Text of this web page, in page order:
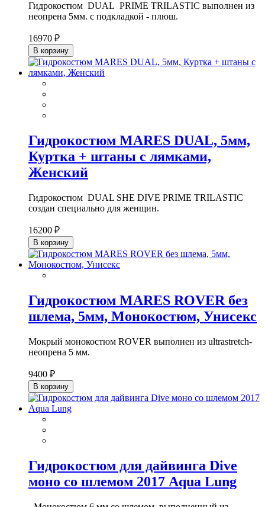
Гидрокостюм DUAL PRIME TRILASTIC выполнен из
неопрена 5мм. c подкладкой - плюш.
16970 ₽
В корзину
Гидрокостюм MARES DUAL, 5мм,
Куртка + штаны с лямками,
Женский
Гидрокостюм DUAL SHE DIVE PRIME TRILASTIC
создан специально для женщин.
16200 ₽
В корзину
Гидрокостюм MARES ROVER без
шлема, 5мм, Монокостюм, Унисекс
Мокрый монокостюм ROVER выполнен из ultrastretch-
неопрена 5 мм.
9400 ₽
В корзину
Гидрокостюм для дайвинга Dive
моно со шлемом 2017 Aqua Lung